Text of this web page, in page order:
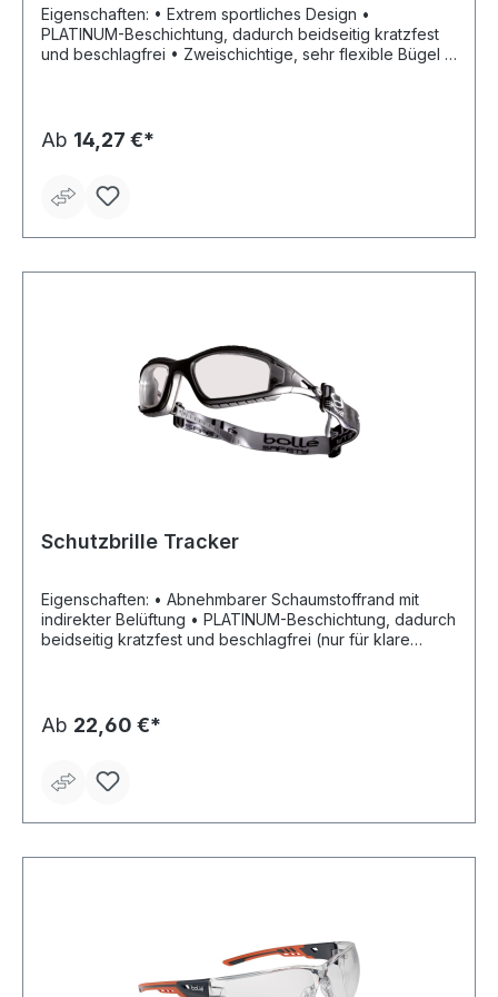
Eigenschaften: • Extrem sportliches Design •
PLATINUM-Beschichtung, dadurch beidseitig kratzfest
und beschlagfrei • Zweischichtige, sehr flexible Bügel •
Schleifarbeiten, Mechanische (F); Strahlungsrisiken (2)
(5) Zulassung/Norm: EN 166
Ab 14,27 €*
Schutzbrille Tracker
Eigenschaften: • Abnehmbarer Schaumstoffrand mit
indirekter Belüftung • PLATINUM-Beschichtung, dadurch
beidseitig kratzfest und beschlagfrei (nur für klare
(Drehen, Fräsen, Flexen), Feinmechanik,
Montagearbeiten, Schleifarbeiten; Mechanische (F);
Schweißen, Löten Zulassung/Norm: EN 166
Ab 22,60 €*